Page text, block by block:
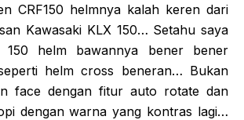
CRF150 helmnya kalah keren dari
Kawasaki KLX 150… Setahu saya
150 helm bawannya bener bener
helm cross beneran… Bukan
face dengan fitur auto rotate dan
dengan warna yang kontras lagi…